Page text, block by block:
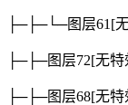
├─├─└─图层61 [
├─├─图层72[无特
├─├─图层68[无特